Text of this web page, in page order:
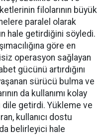
filolarının büyük
para­lel olarak
hale getirdiğini söyledi.
göre en
operasyon sağlayan
gücünü artırdığını
sürücü bulma ve
da kullanı­mı kolay
dile getirdi. Yükleme ve
kullanıcı dostu
belirleyici hale